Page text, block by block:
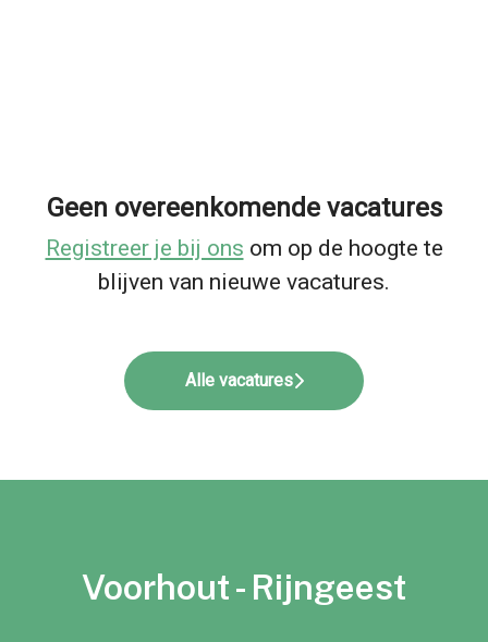
Geen overeenkomende vacatures
Registreer je bij ons om op de hoogte te
blijven van nieuwe vacatures.
Alle vacatures
Voorhout - Rijngeest